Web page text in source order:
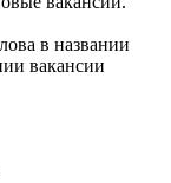
в названии
вакансии